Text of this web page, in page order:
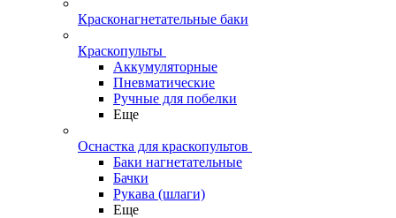
Красконагнетательные баки
Краскопульты
Аккумуляторные
Пневматические
Ручные для побелки
Еще
Оснастка для краскопультов
Баки нагнетательные
Бачки
Рукава (шлаги)
Еще